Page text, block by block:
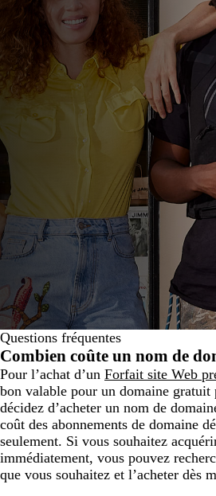
Questions fréquentes
Combien coûte un nom de
Pour l’achat d’un Forfait site Web
bon valable pour un domaine gratuit
décidez d’acheter un nom de
coût des abonnements de domaine
seulement. Si vous souhaitez
immédiatement, vous pouvez
que vous souhaitez et l’acheter dès